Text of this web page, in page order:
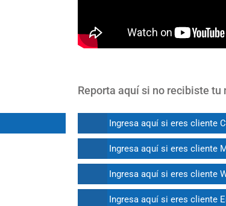
Reporta aquí si no recibiste tu
Ingresa aquí si eres cliente
Ingresa aquí si eres cliente
Ingresa aquí si eres cliente
Ingresa aquí si eres cliente